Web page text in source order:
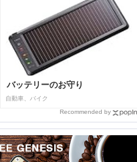
バッテリーのお守り
自動車、バイク
Recommended by